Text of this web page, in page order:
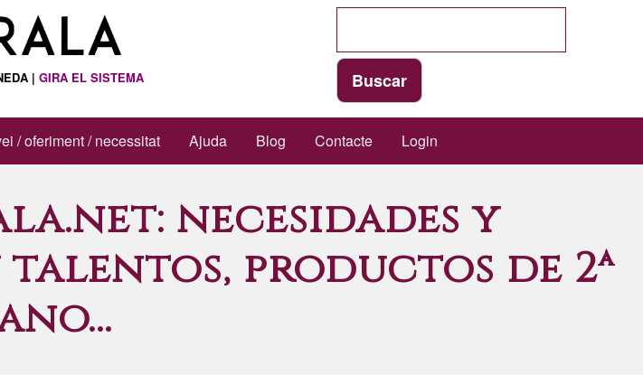
|GIRA EL SISTEMA
/ oferiment / necessitat Ajuda Blog Contacte Login
necesidades y
productos de 2ª